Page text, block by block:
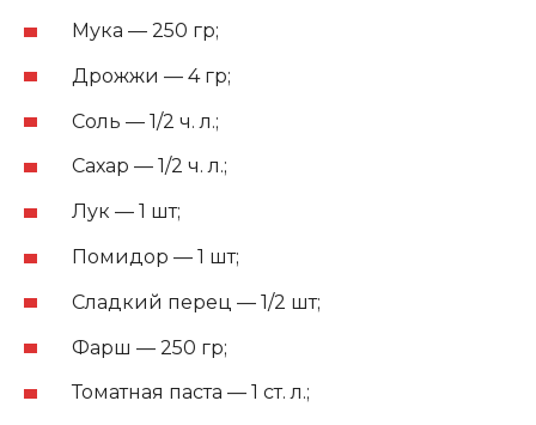
Мука — 250 гр;
Дрожжи — 4 гр;
Соль — 1/2 ч. л.;
Сахар — 1/2 ч. л.;
Лук — 1 шт;
Помидор — 1 шт;
Сладкий перец — 1/2 шт;
Фарш — 250 гр;
Томатная паста — 1 ст. л.;